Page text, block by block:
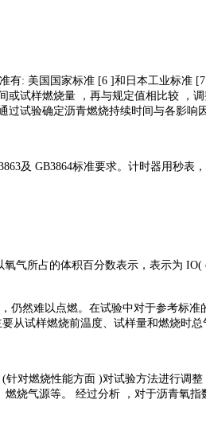
: 美国国家标准 [6 ]和日本工业标准
试样燃烧量 ，再与规定值相比较 ，
试验确定沥青燃烧持续时间与各影响
及 GB3864标准要求。计时器用秒表
气所占的体积百分数表示，表示为
然难以点燃。在试验中对于参考标
试样燃烧前温度、试样量和燃烧时总
对燃烧性能方面 )对试验方法进行调
烧气源等。 经过分析 ，对于沥青氧指